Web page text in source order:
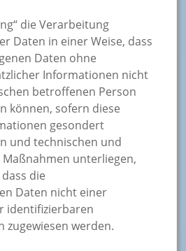
die Verarbeitung
Daten in einer Weise, dass
Daten ohne
Informationen nicht
betroffenen Person
können, sofern diese
gesondert
und technischen und
unterliegen,
die
Daten nicht einer
identifizierbaren
zugewiesen werden.